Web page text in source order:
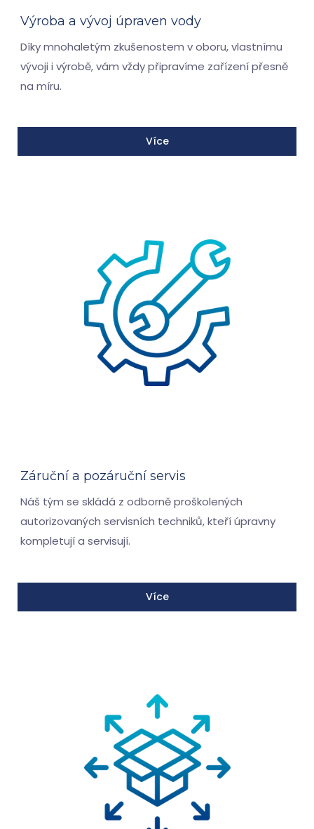
Výroba a vývoj úpraven vody
Díky mnohaletým zkušenostem v oboru, vlastnímu
vývoji i výrobě, vám vždy připravíme zařízení přesně
na míru.
Více
Záruční a pozáruční servis
Náš tým se skládá z odborně proškolených
autorizovaných servisních techniků, kteří úpravny
kompletují a servisují.
Více